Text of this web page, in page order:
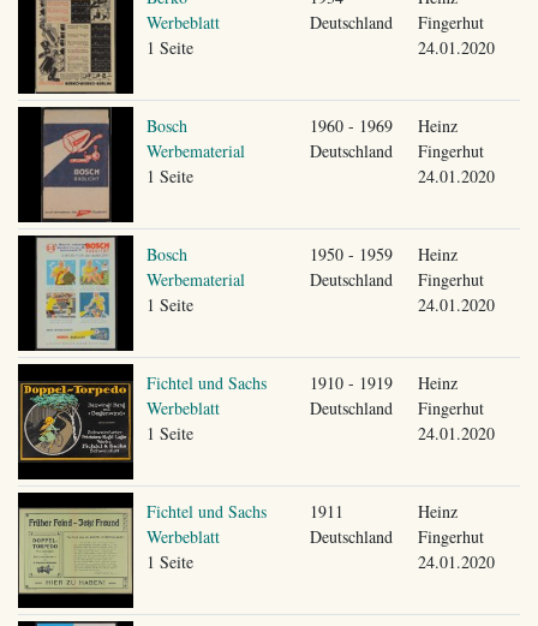
Werbeblatt
1 Seite
Deutschland
Fingerhut
24.01.2020
Bosch
Werbematerial
1 Seite
1960 - 1969
Deutschland
Heinz
Fingerhut
24.01.2020
Bosch
Werbematerial
1 Seite
1950 - 1959
Deutschland
Heinz
Fingerhut
24.01.2020
Fichtel und Sachs
Werbeblatt
1 Seite
1910 - 1919
Deutschland
Heinz
Fingerhut
24.01.2020
Fichtel und Sachs
Werbeblatt
1 Seite
1911
Deutschland
Heinz
Fingerhut
24.01.2020